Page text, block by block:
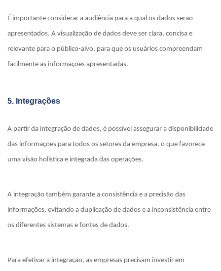
É importante considerar a audiência para a qual os dados serão
apresentados. A visualização de dados deve ser clara, concisa e
relevante para o público-alvo, para que os usuários compreendam
facilmente as informações apresentadas.
5. Integrações
A partir da integração de dados, é possível assegurar a disponibilidade
das informações para todos os setores da empresa, o que favorece
uma visão holística e integrada das operações.
A integração também garante a consistência e a precisão das
informações, evitando a duplicação de dados e a inconsistência entre
os diferentes sistemas e fontes de dados.
Para efetivar a integração, as empresas precisam investir em